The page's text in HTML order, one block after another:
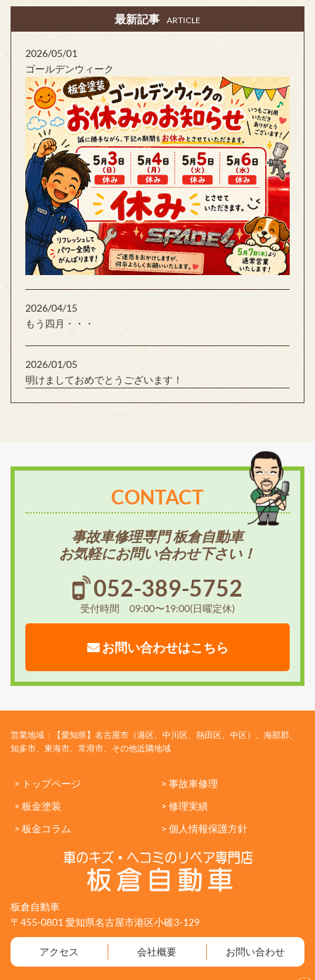
最新記事 ARTICLE
2026/05/01
ゴールデンウィーク
2026/04/15
もう四月・・・
2026/01/05
明けましておめでとうございます！
CONTACT
事故車修理専門 板倉自動車
お気軽にお問い合わせ下さい！
052-389-5752
受付時間 09:00〜19:00(日曜定休)
お問い合わせはこちら
営業地域：【愛知県】名古屋市（港区、中川区、熱田区、中区）、海部郡、
知多市、東海市、常滑市、その他近隣地域
> トップページ
> 事故車修理
> 板金塗装
> 修理実績
> 板金コラム
> 個人情報保護方針
板倉自動車
〒455-0801 愛知県名古屋市港区小碓3-129
アクセス 会社概要 お問い合わせ